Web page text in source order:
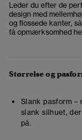
Leder du efter de
design med
og flossede kanter,
få opmærksomhed
Størrelse og
Slank pasform –
slank silhuet,
på.